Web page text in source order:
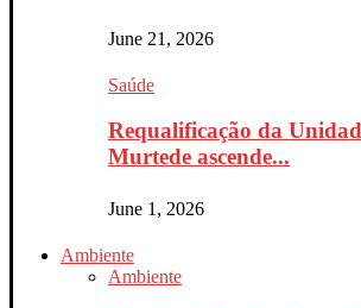
June 21, 2026
Saúde
Requalificação da
Murtede ascende...
June 1, 2026
Ambiente
Ambiente